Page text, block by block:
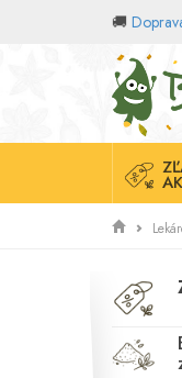
🚚
Domov